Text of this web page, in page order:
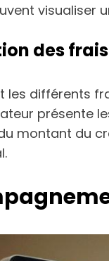
visualiser
des
les différents
présente
du montant du